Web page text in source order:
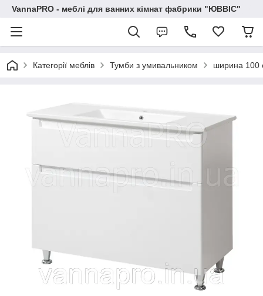
VannaPRO - меблі для ванних кімнат фабрики "ЮВВІС"
Категорії меблів Тумби з умивальником ширина 100